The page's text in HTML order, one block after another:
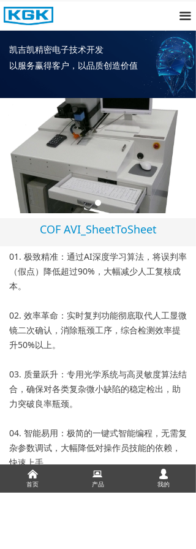
以服务赢得客户，以品质创造价值
凯吉凯精密电子技术开发
끀
首页
产品中心
新闻资讯
联系我们
COF AVI_SheetToSheet
01. 极致精准：通过AI深度学习算法，将误判率
（假点）降低超过90%，大幅减少人工复核成
本。
02. 效率革命：实时复判功能彻底取代人工显微
镜二次确认，消除瓶颈工序，综合检测效率提
升50%以上。
03. 质量跃升：专用光学系统与高灵敏度算法结
合，确保对各类复杂微小缺陷的稳定检出，助
力突破良率瓶颈。
04. 智能易用：极简的一键式智能编程，无需复
杂参数调试，大幅降低对操作员技能的依赖，
快速上手。
낀
首页
뀵
产品
넙
我的